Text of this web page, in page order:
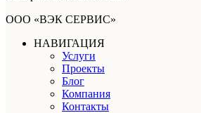
ООО «ВЭК СЕРВИС»
НАВИГАЦИЯ
Услуги
Проекты
Блог
Компания
Контакты